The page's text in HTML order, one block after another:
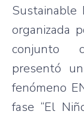
Sustainable
organizada
conjunto
presentó
fenómeno
fase “El